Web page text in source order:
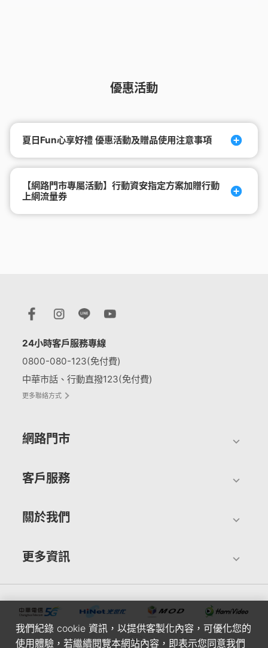
優惠活動
夏日Fun心享好禮 優惠活動及贈品使用注意事項
【網路門市專屬活動】行動資安指定方案加贈行動
上網流量券
24小時客戶服務專線
0800-080-123(免付費)
中華市話、行動直撥123(免付費)
更多聯絡方式
網路門市
客戶服務
關於我們
更多資訊
我們紀錄 cookie 資訊，以提供客製化內容，可優化您的
使用體驗，若繼續閱覽本網站內容，即表示您同意我們